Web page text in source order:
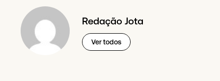
Redação Jota
Ver todos